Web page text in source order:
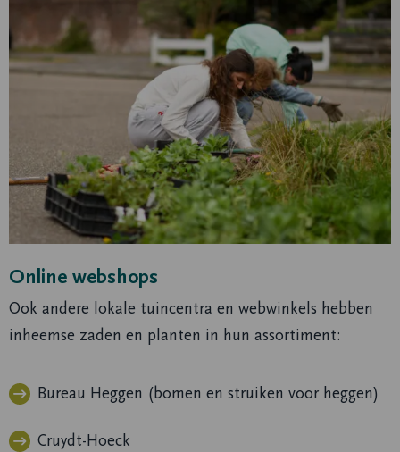
Online webshops
Ook andere lokale tuincentra en webwinkels hebben
inheemse zaden en planten in hun assortiment:​​​​​
Bureau Heggen (bomen en struiken voor heggen)
Cruydt-Hoeck